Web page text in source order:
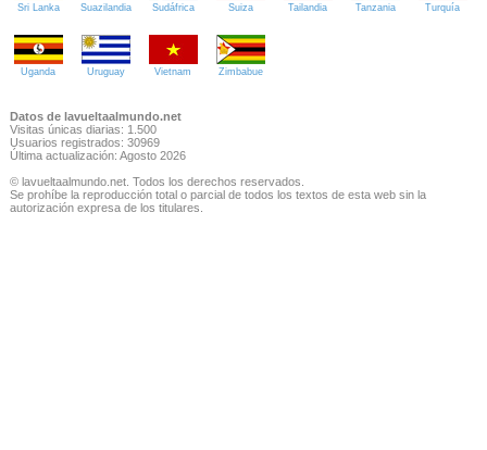
Sri Lanka Suazilandia Sudáfrica Suiza Tailandia Tanzania Turquía
Uganda Uruguay Vietnam Zimbabue
Datos de lavueltaalmundo.net
Visitas únicas diarias: 1.500
Usuarios registrados: 30969
Última actualización: Agosto 2026
© lavueltaalmundo.net. Todos los derechos reservados.
Se prohíbe la reproducción total o parcial de todos los textos de esta web sin la
autorización expresa de los titulares.